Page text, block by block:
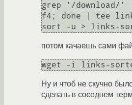
grep '/
f4; done | tee
потом качаешь сами
Ну и чтоб не скучно
сделать в соседнем